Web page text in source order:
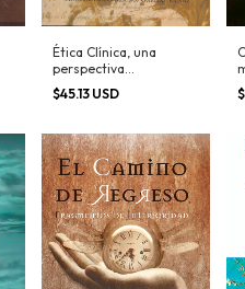
Ética Clínica, una
perspectiva
transfuncional
$45.13 USD